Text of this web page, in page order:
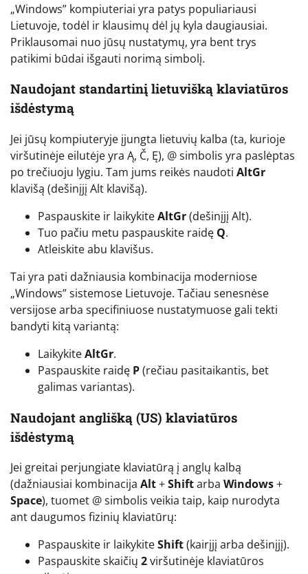
„Windows” kompiuteriai yra patys populiariausi
Lietuvoje, todėl ir klausimų dėl jų kyla daugiausiai.
Priklausomai nuo jūsų nustatymų, yra bent trys
patikimi būdai išgauti norimą simbolį.
Naudojant standartinį lietuvišką klaviatūros
išdėstymą
Jei jūsų kompiuteryje įjungta lietuvių kalba (ta, kurioje
viršutinėje eilutėje yra Ą, Č, Ę), @ simbolis yra paslėptas
po trečiuoju lygiu. Tam jums reikės naudoti AltGr
klavišą (dešinįjį Alt klavišą).
Paspauskite ir laikykiteAltGr(dešinįjį Alt).
Tuo pačiu metu paspauskite raidę Q.
Atleiskite abu klavišus.
Tai yra pati dažniausia kombinacija moderniose
„Windows” sistemose Lietuvoje. Tačiau senesnėse
versijose arba specifiniuose nustatymuose gali tekti
bandyti kitą variantą:
LaikykiteAltGr.
Paspauskite raidę P(rečiau pasitaikantis, bet
galimas variantas).
Naudojant anglišką (US) klaviatūros
išdėstymą
Jei greitai perjungiate klaviatūrą į anglų kalbą
(dažniausiai kombinacija Alt+Shiftarba Windows+
Space), tuomet @ simbolis veikia taip, kaip nurodyta
ant daugumos fizinių klaviatūrų:
Paspauskite ir laikykiteShift(kairįjį arba dešinįjį).
Paspauskite skaičių 2viršutinėje klaviatūros